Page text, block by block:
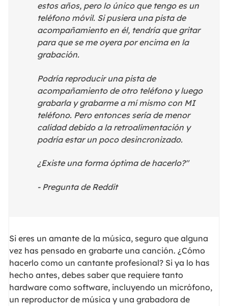
estos años, pero lo único que tengo es un
teléfono móvil. Si pusiera una pista de
acompañamiento en él, tendría que gritar
para que se me oyera por encima en la
grabación.
Podría reproducir una pista de
acompañamiento de otro teléfono y luego
grabarla y grabarme a mí mismo con MI
teléfono. Pero entonces sería de menor
calidad debido a la retroalimentación y
podría estar un poco desincronizado.
¿Existe una forma óptima de hacerlo?"
- Pregunta de Reddit
Si eres un amante de la música, seguro que alguna
vez has pensado en grabarte una canción. ¿Cómo
hacerlo como un cantante profesional? Si ya lo has
hecho antes, debes saber que requiere tanto
hardware como software, incluyendo un micrófono,
un reproductor de música y una grabadora de